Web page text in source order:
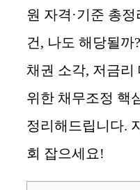
원 자격·기준 총
건, 나도 해당될까
채권 소각, 저금리
위한 채무조정 핵
정리해드립니다.
회 잡으세요!